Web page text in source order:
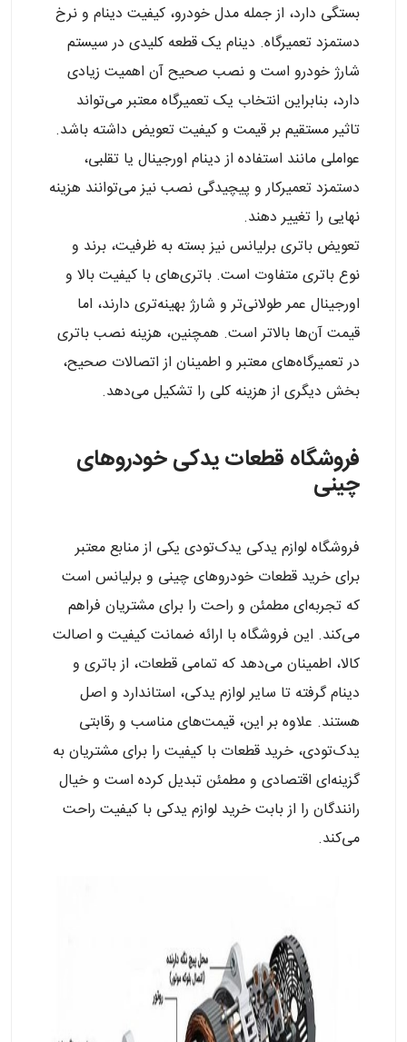
بستگی دارد، از جمله مدل خودرو، کیفیت دینام و نرخ
دستمزد تعمیرگاه. دینام یک قطعه کلیدی در سیستم
شارژ خودرو است و نصب صحیح آن اهمیت زیادی
دارد، بنابراین انتخاب یک تعمیرگاه معتبر می‌تواند
تاثیر مستقیم بر قیمت و کیفیت تعویض داشته باشد.
عواملی مانند استفاده از دینام اورجینال یا تقلبی،
دستمزد تعمیرکار و پیچیدگی نصب نیز می‌توانند هزینه
نهایی را تغییر دهند.
تعویض باتری برلیانس نیز بسته به ظرفیت، برند و
نوع باتری متفاوت است. باتری‌های با کیفیت بالا و
اورجینال عمر طولانی‌تر و شارژ بهینه‌تری دارند، اما
قیمت آن‌ها بالاتر است. همچنین، هزینه نصب باتری
در تعمیرگاه‌های معتبر و اطمینان از اتصالات صحیح،
بخش دیگری از هزینه کلی را تشکیل می‌دهد.
فروشگاه‌ قطعات یدکی خودروهای
چینی
فروشگاه لوازم یدکی یدک‌تودی یکی از منابع معتبر
برای خرید قطعات خودروهای چینی و برلیانس است
که تجربه‌ای مطمئن و راحت را برای مشتریان فراهم
می‌کند. این فروشگاه با ارائه ضمانت کیفیت و اصالت
کالا، اطمینان می‌دهد که تمامی قطعات، از باتری و
دینام گرفته تا سایر لوازم یدکی، استاندارد و اصل
هستند. علاوه بر این، قیمت‌های مناسب و رقابتی
یدک‌تودی، خرید قطعات با کیفیت را برای مشتریان به
گزینه‌ای اقتصادی و مطمئن تبدیل کرده است و خیال
رانندگان را از بابت خرید لوازم یدکی با کیفیت راحت
می‌کند.